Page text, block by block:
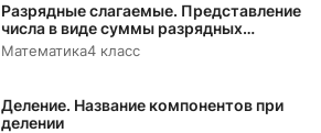
Разрядные слагаемые. Представление
числа в виде суммы разрядных
слагаемых
Математика4 класс
Деление. Название компонентов при
делении